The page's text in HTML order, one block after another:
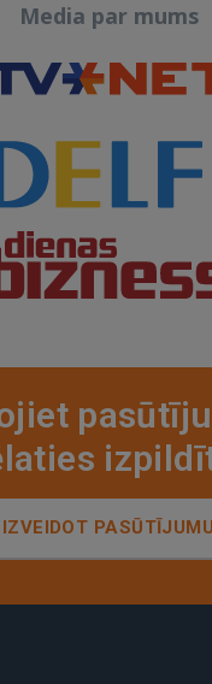
Media par mums
IZVEIDOT PASŪTĪJUMU